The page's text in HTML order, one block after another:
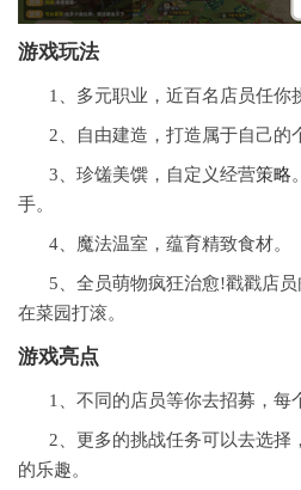
游戏玩法
1、多元职业，近百名店员任你
2、自由建造，打造属于自己的
3、珍馐美馔，自定义经营策略
手。
4、魔法温室，蕴育精致食材。
5、全员萌物疯狂治愈!戳戳店
在菜园打滚。
游戏亮点
1、不同的店员等你去招募，每
2、更多的挑战任务可以去选择
的乐趣。